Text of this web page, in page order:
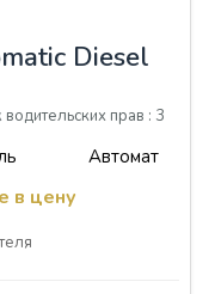
Diesel
прав : 3
Автомат
в цену